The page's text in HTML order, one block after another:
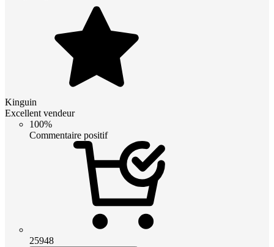
Kinguin
Excellent vendeur
100%
Commentaire positif
25948